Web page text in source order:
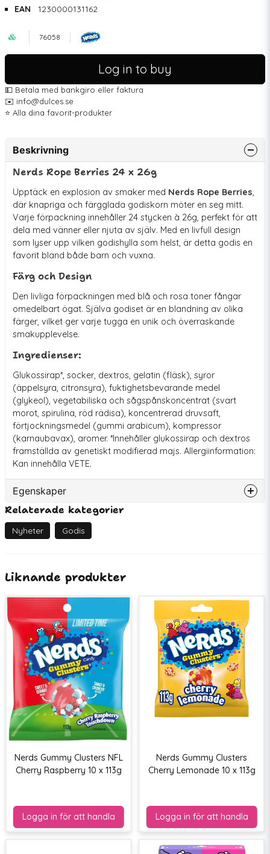
EAN
1230000131162
76058
Log in to buy
💵 Betala med bankgiro eller faktura
✉️ info@dulces.se
⭐️ Alla dina favorit-produkter
Beskrivning
Nerds Rope Berries 24 x 26g
Upptäck en explosion av smaker med Nerds Rope Berries,
där knapriga och färgglada godiskorn möter en seg mitt.
Varje förpackning innehåller 24 stycken à 26g, perfekt för att
dela med vänner eller njuta av själv. Med en livfull design
som lyser upp vilken godishylla som helst, är detta godis en
favorit bland både barn och vuxna.
Färg och Design
Den livliga förpackningen med blå och rosa toner fångar
omedelbart ögat. Själva godiset är en blandning av olika
färger, vilket ger varje tugga en unik och överraskande
smakupplevelse.
Ingredienser:
Glukossirap*, socker, dextros, gelatin (fläsk), syror
(äppelsyra, citronsyra), fuktighetsbevarande medel
(glykeol), vegetabiliska och sågspånskoncentrat (svart
morot, spirulina, röd rädisa), koncentrerad druvsaft,
förtjockningsmedel (gummi arabicum), kompressor
(karnaubavax), aromer. *Innehåller glukossirap och dextros
framställda av genetiskt modifierad majs. Allergiinformation:
Kan innehålla VETE.
Egenskaper
Artikelnummer
EAN
Relaterade kategorier
Nyheter Godis
Liknande produkter
Nerds Gummy Clusters NFL
Cherry Raspberry 10 x 113g
Nerds Gummy Clusters
Cherry Lemonade 10 x 113g